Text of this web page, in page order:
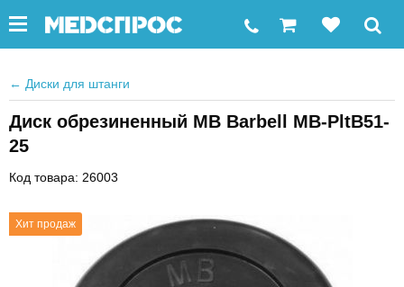
← Диски для штанги
Диск обрезиненный MB Barbell MB-PltB51-
25
Код товара: 26003
Хит продаж